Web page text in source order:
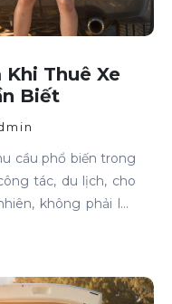
Thuê Xe
Biết
cầu phổ biến trong
tác, du lịch, cho
không phải lúc
lưu ý để thuê xe